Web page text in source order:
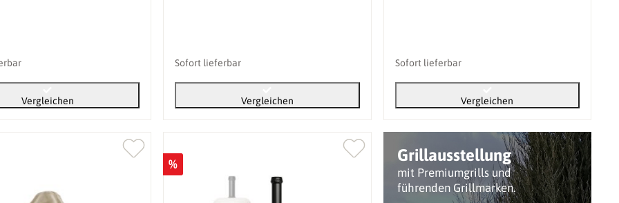
Grillausstellung
mit Premiumgrills und
führenden Grillmarken.
Vergleichen
Sofort lieferbar
Vergleichen
Sofort lieferbar
Vergleichen
%